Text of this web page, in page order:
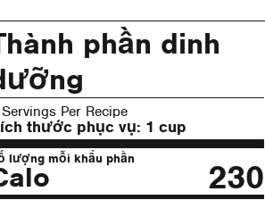
phần dinh
Per Recipe
thước phục vụ: 1 cup
lượng mỗi khẩu phần 230